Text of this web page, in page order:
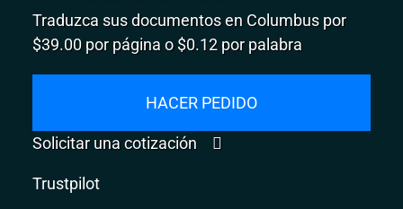
Traduzca sus documentos en Columbus por
$39.00 por página o $0.12 por palabra
HACER PEDIDO
Solicitar una cotización
Trustpilot